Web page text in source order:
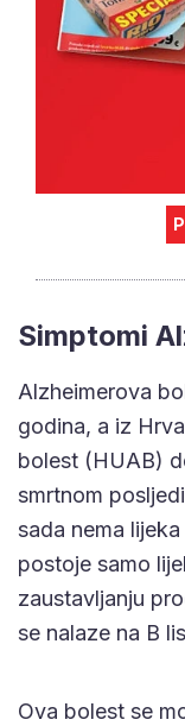
Simptomi
Alzheimerova
godina, a iz
bolest (HUAB)
smrtnom
sada nema
postoje samo
zaustavljanju
se nalaze na B
Ova bolest se